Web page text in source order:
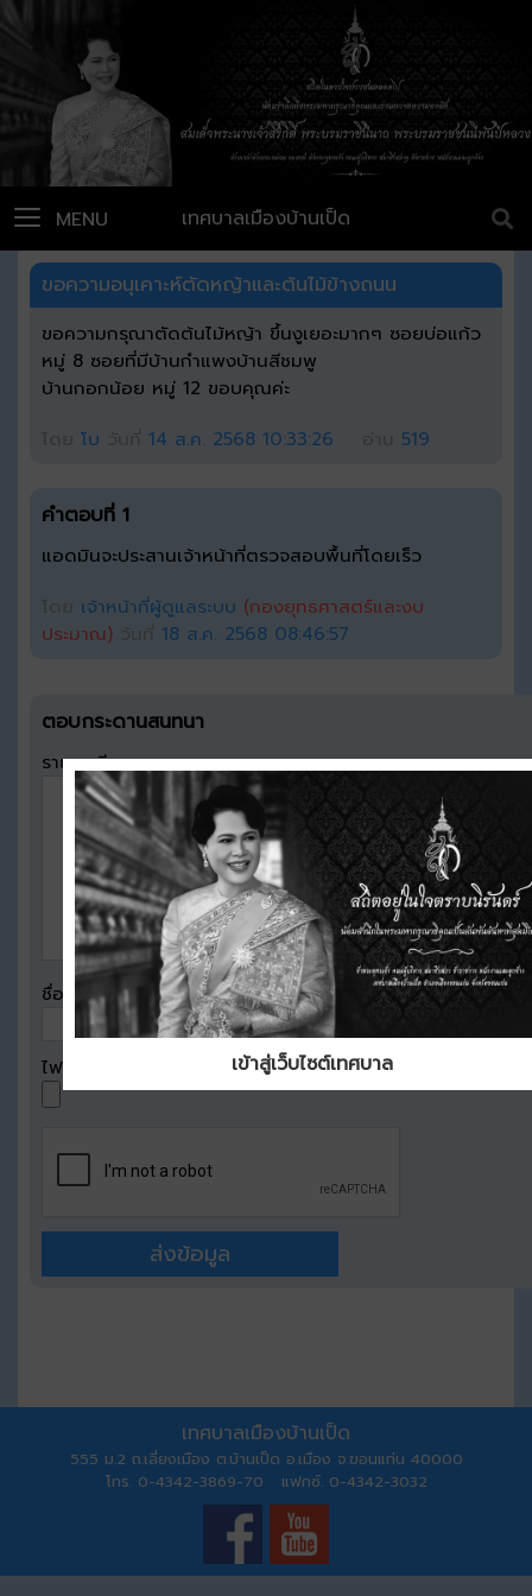
เทศบาลเมืองบ้านเป็ด
MENU
ขอความอนุเคาะห์ตัดหญ้าและต้นไม้ข้างถนน
ขอความกรุณาตัดต้นไม้หญ้า ขึ้นงูเยอะมากๆ ซอยบ่อแก้ว
หมู่ 8 ซอยที่มีบ้านกำแพงบ้านสีชมพู
บ้านกอกน้อย หมู่ 12 ขอบคุณค่ะ
โบ 14 ส.ค. 2568 10:33:26 519
คำตอบที่ 1
แอดมินจะประสานเจ้าหน้าที่ตรวจสอบพื้นที่โดยเร็ว
เจ้าหน้าที่ผู้ดูแลระบบ (กองยุทธศาสตร์และงบ
ประมาณ)
18 ส.ค. 2568 08:46:57
ตอบกระดานสนทนา
รายละเอียด
ชื่อผู้ตอบ
ไฟล์รูปภาพ (gif,jpg,png) ไม่เกิน 200 KB
เทศบาลเมืองบ้านเป็ด
555 ม.2 ถ.เลี่ยงเมือง ต.บ้านเป็ด อ.เมือง จ.ขอนแก่น 40000
โทร. 0-4342-3869-70 แฟกซ์. 0-4342-3032
เข้าสู่เว็บไซต์เทศบาล